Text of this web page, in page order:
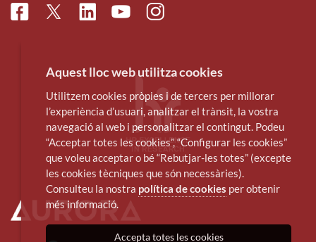
FacebookTwitterLinkedinYoutubeInstagram
Aquest lloc web utilitza cookies
Utilitzem cookies pròpies i de tercers per millorar
l’experiència d’usuari, analitzar el trànsit, la vostra
navegació al web i personalitzar el contingut. Podeu
“Acceptar totes les cookies”, “Configurar les cookies”
que voleu acceptar o bé “Rebutjar-les totes” (excepte
les cookies tècniques que són necessàries).
Consulteu la nostra política de cookies per obtenir
més informació.
Accepta totes les cookies